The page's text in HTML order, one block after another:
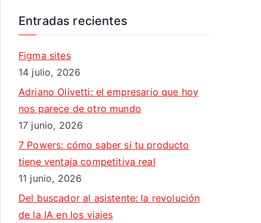
Entradas recientes
Figma sites
14 julio, 2026
Adriano Olivetti: el empresario que hoy
nos parece de otro mundo
17 junio, 2026
7 Powers: cómo saber si tu producto
tiene ventaja competitiva real
11 junio, 2026
Del buscador al asistente: la revolución
de la IA en los viajes